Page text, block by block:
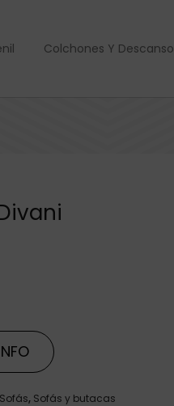
Colchones Y Descanso
Sofás, Sofás y butacas